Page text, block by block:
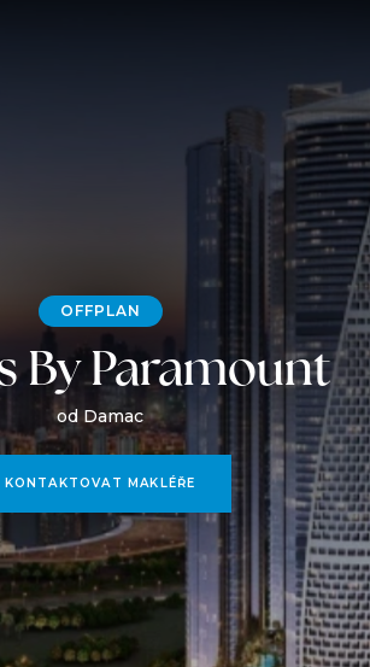
OFFPLAN
By Paramount
od Damac
KONTAKTOVAT MAKLÉŘE